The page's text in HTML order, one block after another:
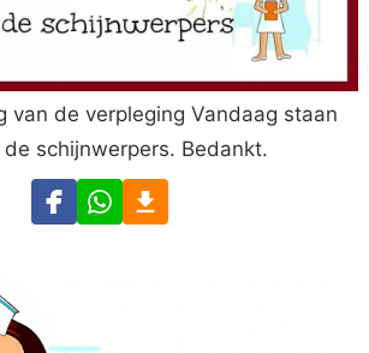
van de verpleging Vandaag staan
de schijnwerpers. Bedankt.